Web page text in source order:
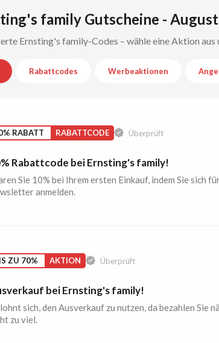
family Gutscheine -
Ernsting's family-Codes – wähle eine Aktion
Rabattcodes Werbeaktionen
RABATT RABATTCODE Überprüft
Rabattcode bei Ernsting's family!
Sie 10% bei Ihrem ersten Einkauf, indem Sie sich
anmelden.
ZU 70% AKTION Überprüft
bei Ernsting's family!
sich, den Ausverkauf zu nutzen, da bezahlen Sie
zu viel.